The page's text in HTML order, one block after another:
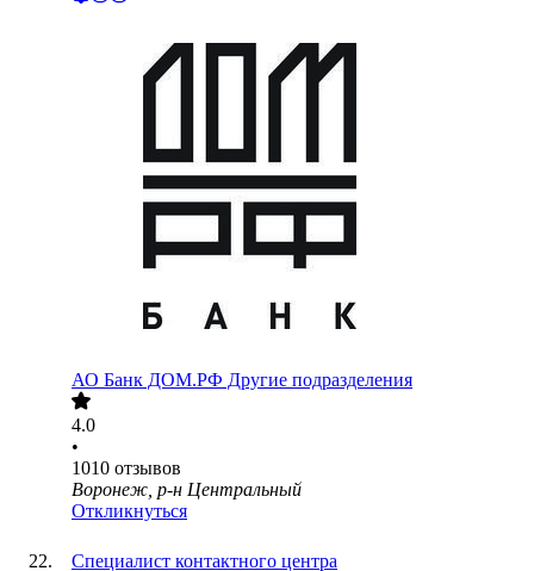
АО Банк ДОМ.РФ Другие подразделения
4.0
•
1010 отзывов
Воронеж, р-н Центральный
Откликнуться
Специалист контактного центра